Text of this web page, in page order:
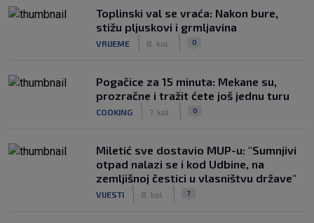
Toplinski val se vraća: Nakon bure,
stižu pljuskovi i grmljavina
VRIJEME 8. kol. 0
Pogačice za 15 minuta: Mekane su,
prozračne i tražit ćete još jednu turu
COOKING 7. kol. 0
Miletić sve dostavio MUP-u: "Sumnjivi
otpad nalazi se i kod Udbine, na
zemljišnoj čestici u vlasništvu države"
VIJESTI 8. kol. 7